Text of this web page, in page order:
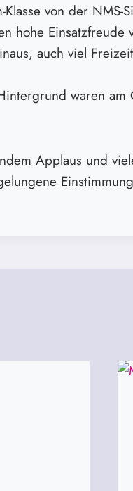
von der NMS-
hohe Einsatzfreude
auch viel
waren am
Applaus und